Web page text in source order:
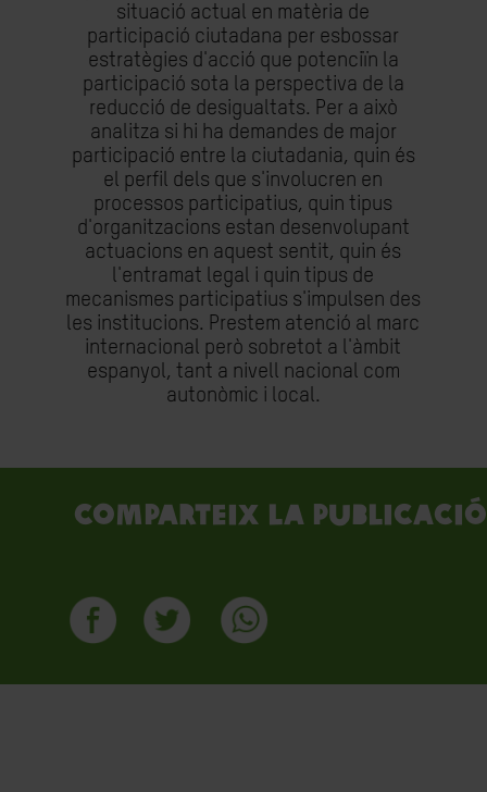
situació actual en matèria de
participació ciutadana per esbossar
estratègies d'acció que potenciïn la
participació sota la perspectiva de la
reducció de desigualtats. Per a això
analitza si hi ha demandes de major
participació entre la ciutadania, quin és
el perfil dels que s'involucren en
processos participatius, quin tipus
d'organitzacions estan desenvolupant
actuacions en aquest sentit, quin és
l'entramat legal i quin tipus de
mecanismes participatius s'impulsen des
les institucions. Prestem atenció al marc
internacional però sobretot a l'àmbit
espanyol, tant a nivell nacional com
autonòmic i local.
Comparteix la publicació